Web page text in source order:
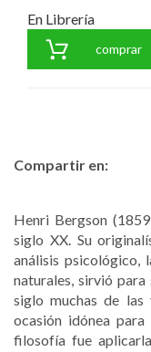
En Librería
comprar
Compartir en:
Henri Bergson
siglo XX. Su
análisis psicológico,
naturales, sirvió
siglo muchas de las
ocasión idónea
filosofía fue